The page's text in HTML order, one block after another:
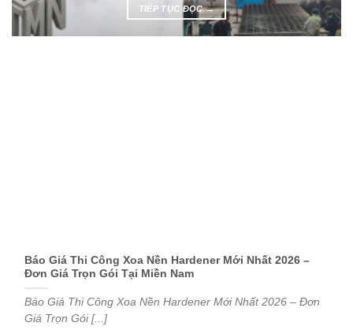
TIẾP TỤC ĐỌC→
Báo Giá Thi Công Xoa Nền Hardener Mới Nhất 2026 –
Đơn Giá Trọn Gói Tại Miền Nam
Báo Giá Thi Công Xoa Nền Hardener Mới Nhất 2026 – Đơn
Giá Trọn Gói [...]